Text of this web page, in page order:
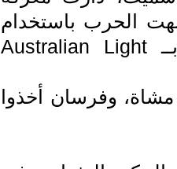
الحرب باستخدام
السلاح الخفيف، سميت المعركة بــ Australian Light
وفرسان أخذوا